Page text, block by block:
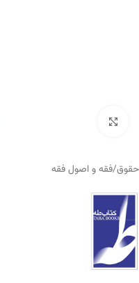
حقوق/فقه و اصول فقه